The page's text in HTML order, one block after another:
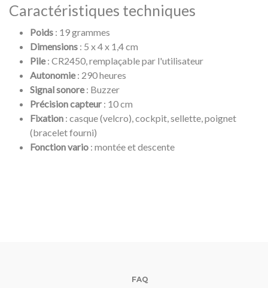
Caractéristiques techniques
Poids : 19 grammes
Dimensions : 5 x 4 x 1,4 cm
Pile: CR2450, remplaçable par l'utilisateur
Autonomie: 290 heures
Signal sonore: Buzzer
Précision capteur : 10 cm
Fixation : casque (velcro), cockpit, sellette, poignet
(bracelet fourni)
Fonction vario : montée et descente
FAQ